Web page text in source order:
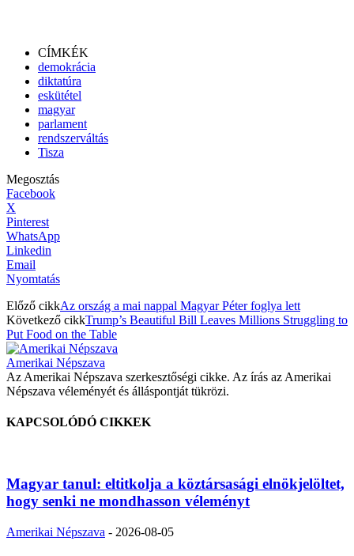
CÍMKÉK
demokrácia
diktatúra
eskütétel
magyar
parlament
rendszerváltás
Tisza
Megosztás
Facebook
X
Pinterest
WhatsApp
Linkedin
Email
Nyomtatás
Előző cikkAz ország a mai nappal Magyar Péter foglya lett
Következő cikkTrump’s Beautiful Bill Leaves Millions Struggling to
Put Food on the Table
Amerikai Népszava
Az Amerikai Népszava szerkesztőségi cikke. Az írás az Amerikai
Népszava véleményét és álláspontját tükrözi.
KAPCSOLÓDÓ CIKKEK
Magyar tanul: eltitkolja a köztársasági elnökjelöltet,
hogy senki ne mondhasson véleményt
Amerikai Népszava - 2026-08-05